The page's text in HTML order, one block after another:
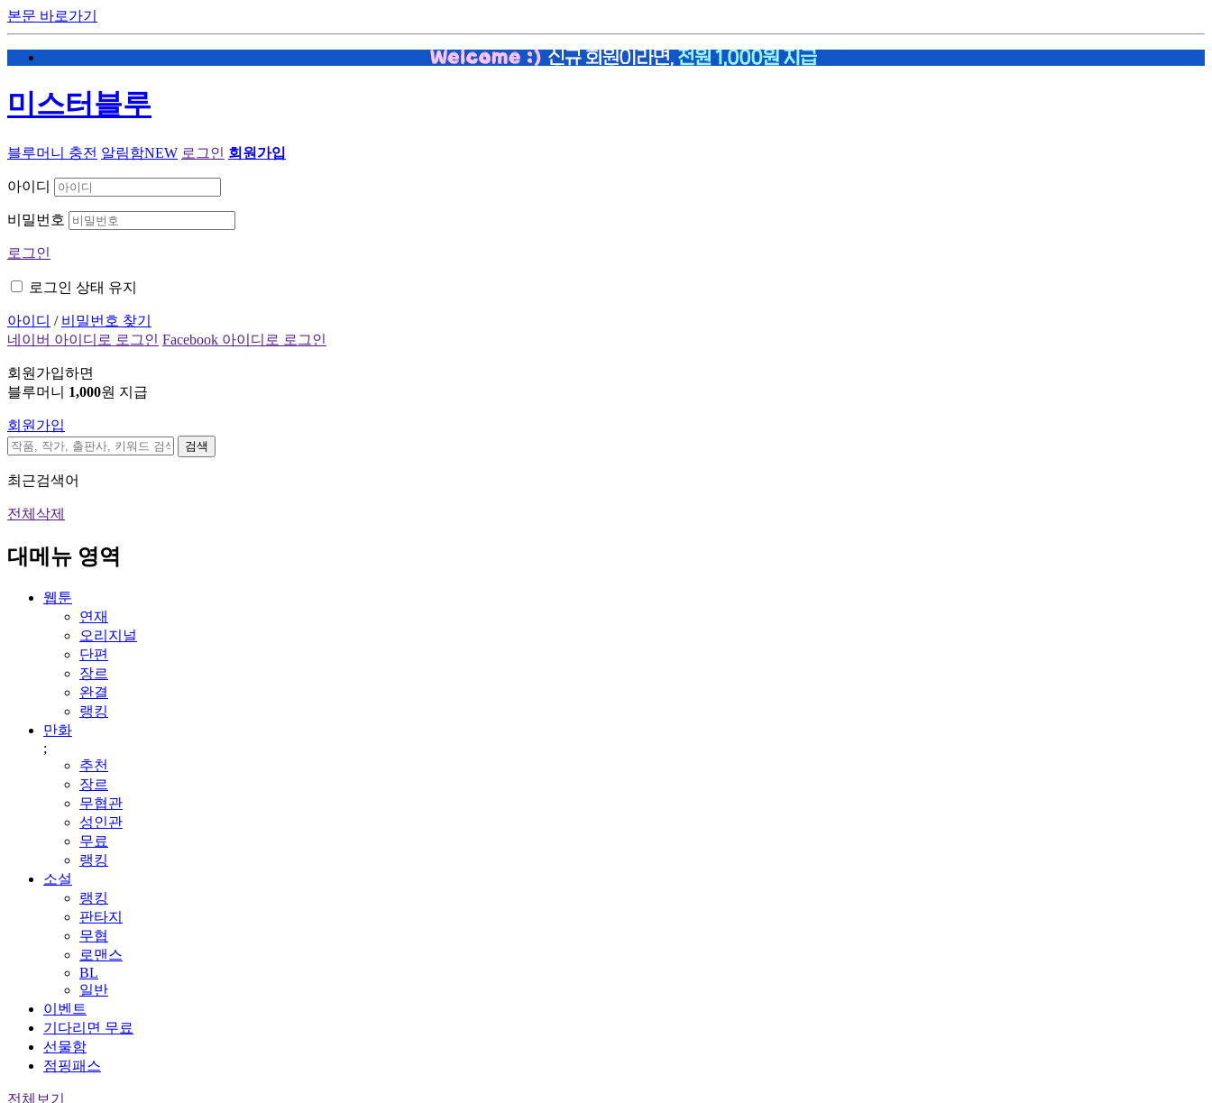
본문 바로가기
미스터블루
블루머니 충전 알림함NEW 로그인 회원가입
아이디
비밀번호
로그인
로그인 상태 유지
아이디 / 비밀번호 찾기
네이버 아이디로 로그인 Facebook 아이디로 로그인
회원가입하면
블루머니 1,000원 지급
회원가입
검색
최근검색어
전체삭제
대메뉴 영역
웹툰
연재
오리지널
단편
장르
완결
랭킹
만화
;
추천
장르
무협관
성인관
무료
랭킹
소설
랭킹
판타지
무협
로맨스
BL
일반
이벤트
기다리면 무료
선물함
점핑패스
전체보기